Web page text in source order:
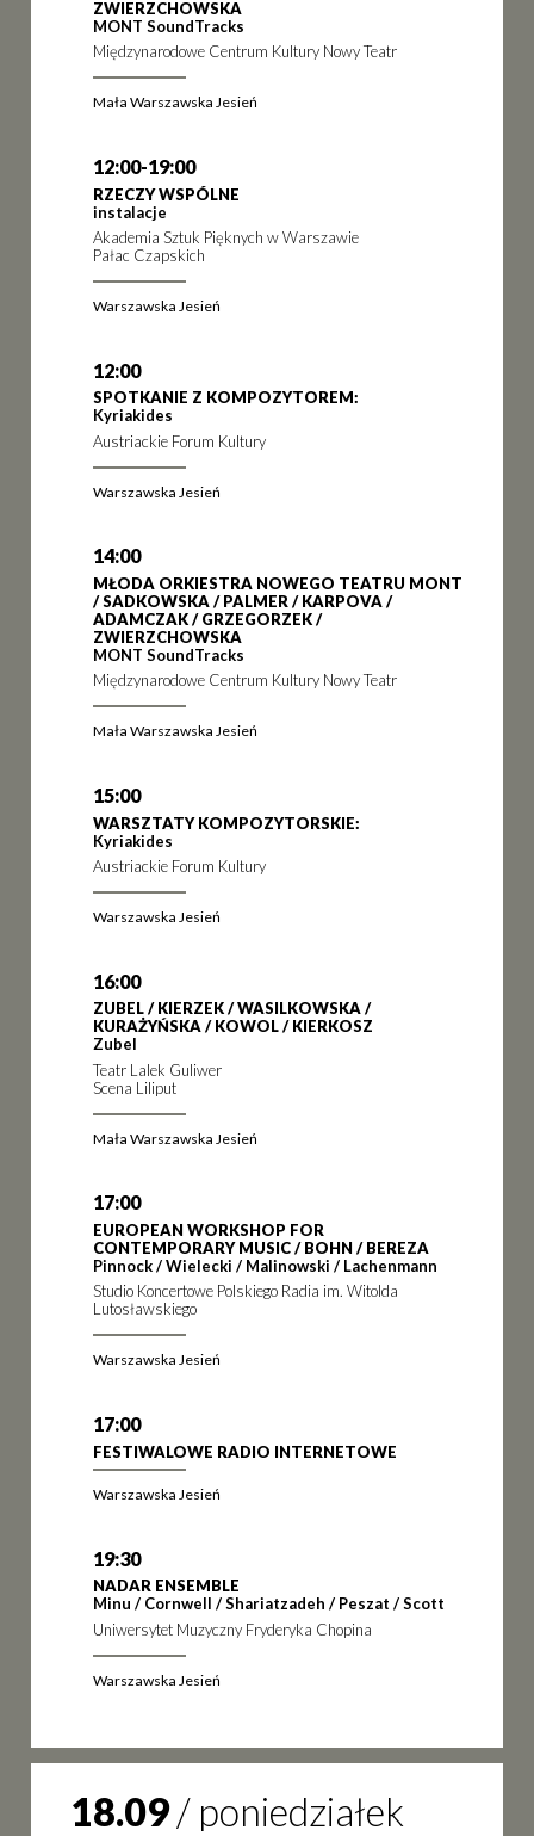
ZWIERZCHOWSKA
MONT SoundTracks
Międzynarodowe Centrum Kultury Nowy Teatr
Mała Warszawska Jesień
12:00-19:00
RZECZY WSPÓLNE
instalacje
Akademia Sztuk Pięknych w Warszawie
Pałac Czapskich
Warszawska Jesień
12:00
SPOTKANIE Z KOMPOZYTOREM:
Kyriakides
Austriackie Forum Kultury
Warszawska Jesień
14:00
MŁODA ORKIESTRA NOWEGO TEATRU MONT
/ SADKOWSKA / PALMER / KARPOVA /
ADAMCZAK / GRZEGORZEK /
ZWIERZCHOWSKA
MONT SoundTracks
Międzynarodowe Centrum Kultury Nowy Teatr
Mała Warszawska Jesień
15:00
WARSZTATY KOMPOZYTORSKIE:
Kyriakides
Austriackie Forum Kultury
Warszawska Jesień
16:00
ZUBEL / KIERZEK / WASILKOWSKA /
KURAŻYŃSKA / KOWOL / KIERKOSZ
Zubel
Teatr Lalek Guliwer
Scena Liliput
Mała Warszawska Jesień
17:00
EUROPEAN WORKSHOP FOR
CONTEMPORARY MUSIC / BOHN / BEREZA
Pinnock / Wielecki / Malinowski / Lachenmann
Studio Koncertowe Polskiego Radia im. Witolda
Lutosławskiego
Warszawska Jesień
17:00
FESTIWALOWE RADIO INTERNETOWE
Warszawska Jesień
19:30
NADAR ENSEMBLE
Minu / Cornwell / Shariatzadeh / Peszat / Scott
Uniwersytet Muzyczny Fryderyka Chopina
Warszawska Jesień
18.09/ poniedziałek